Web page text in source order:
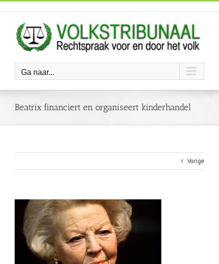
Ga
naar
Ga naar...
Beatrix financiert en organiseert kinderhandel
Vorige